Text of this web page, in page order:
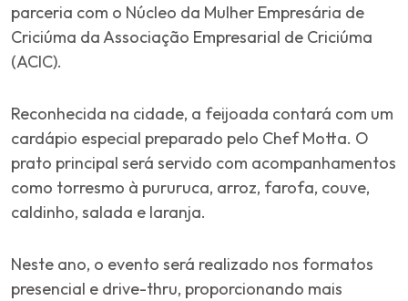
parceria com o Núcleo da Mulher Empresária de
Criciúma da Associação Empresarial de Criciúma
(ACIC).
Reconhecida na cidade, a feijoada contará com um
cardápio especial preparado pelo Chef Motta. O
prato principal será servido com acompanhamentos
como torresmo à pururuca, arroz, farofa, couve,
caldinho, salada e laranja.
Neste ano, o evento será realizado nos formatos
presencial e drive-thru, proporcionando mais